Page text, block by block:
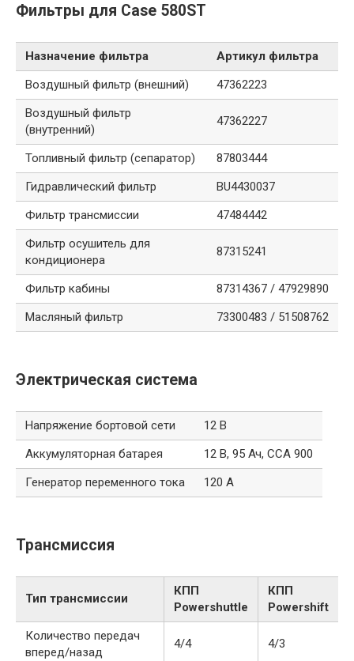
Фильтры для Case 580ST
Назначение фильтра
Артикул фильтра
Воздушный фильтр (внешний)
47362223
Воздушный фильтр
(внутренний)
47362227
Топливный фильтр (сепаратор)
87803444
Гидравлический фильтр
BU4430037
Фильтр трансмиссии
47484442
Фильтр осушитель для
кондиционера
87315241
Фильтр кабины
87314367 / 47929890
Масляный фильтр
73300483 / 51508762
Электрическая система
Напряжение бортовой сети
12 В
Аккумуляторная батарея
12 В, 95 Ач, CCA 900
Генератор переменного тока
120 А
Трансмиссия
Тип трансмиссии
КПП
Powershuttle
КПП
Powershift
Количество передач
вперед/назад
4/4 4/3